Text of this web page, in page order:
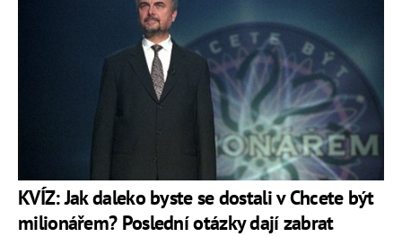
KVÍZ: Jak daleko byste se dostali v Chcete být
milionářem? Poslední otázky dají zabrat